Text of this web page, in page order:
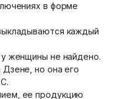
в форме
каждый
у женщины не найдено.
но она его
ее продукцию